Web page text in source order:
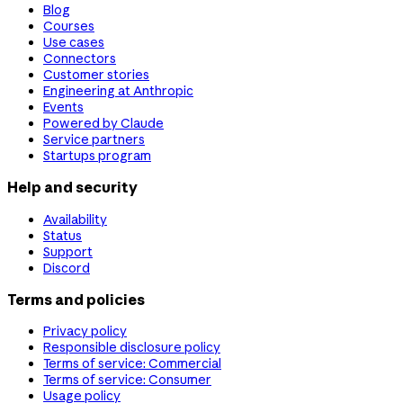
Blog
Courses
Use cases
Connectors
Customer stories
Engineering at Anthropic
Events
Powered by Claude
Service partners
Startups program
Help and security
Availability
Status
Support
Discord
Terms and policies
Privacy policy
Responsible disclosure policy
Terms of service: Commercial
Terms of service: Consumer
Usage policy